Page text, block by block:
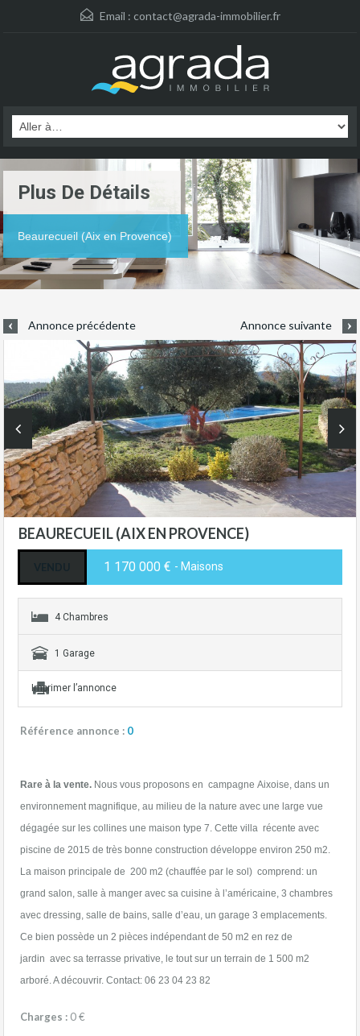
Email : contact@agrada-immobilier.fr
Plus De Détails
Beaurecueil (Aix en Provence)
Annonce précédente Annonce suivante
BEAURECUEIL (AIX EN PROVENCE)
1 170 000 € - Maisons
4 Chambres
1 Garage
Imprimer l’annonce
Référence annonce : 0
Rare à la vente. Nous vous proposons en campagne Aixoise, dans un
environnement magnifique, au milieu de la nature avec une large vue
dégagée sur les collines une maison type 7. Cette villa récente avec
piscine de 2015 de très bonne construction développe environ 250 m2.
La maison principale de 200 m2 (chauffée par le sol) comprend: un
grand salon, salle à manger avec sa cuisine à l’américaine, 3 chambres
avec dressing, salle de bains, salle d’eau, un garage 3 emplacements.
Ce bien possède un 2 pièces indépendant de 50 m2 en rez de
jardin avec sa terrasse privative, le tout sur un terrain de 1 500 m2
arboré. A découvrir. Contact: 06 23 04 23 82
Charges : 0 €